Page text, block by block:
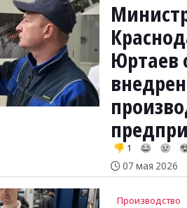
Юртаев
👎 1 😂 😢
07 мая 2026
Производство